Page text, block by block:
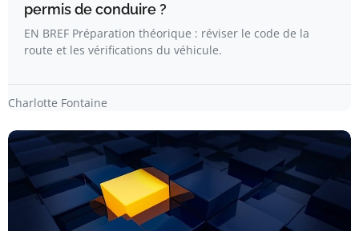
permis de conduire ?
EN BREF Préparation théorique : réviser le code de la
route et les vérifications du véhicule.
Charlotte Fontaine